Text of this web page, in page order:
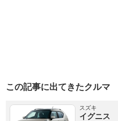
この記事に出てきたクルマ
スズキ
イグニス